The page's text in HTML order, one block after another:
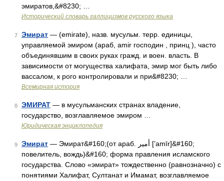
эмиратов,&#8230; …
Исторический словарь галлицизмов русского языка
7 Эмират — (emirate), назв. мусульм. терр. единицы,
управляемой эмиром (араб, amir господин , принц ), часто
объединявшим в своих руках гражд. и воен. власть. В
зависимости от могущества халифата, эмир мог быть либо
вассалом, к рого контролировали и при&#8230; …
Всемирная история
8 ЭМИРАТ — в мусульманских странах владение,
государство, возглавляемое эмиром …
Юридическая энциклопедия
9 Эмират — Эмират&#160;(от араб. أمیر‎‎ [’amīr]&#160;
повелитель, вождь)&#160; форма правления исламского
государства. Слово «эмират» тождественно (равнозначно) с
понятиями Халифат, Султанат и Имамат, возглавляемое